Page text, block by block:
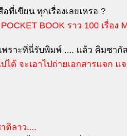
ที่เขียน ทุกเรื่องเลยเหรอ ?
BOOK ราว 100 เรื่อ
พราะที่นี่รับพิมพ์ .... แล้ว คิมซากั
ได้ จะเอาไปถ่ายเอกสารแจก แ
ติลาว....